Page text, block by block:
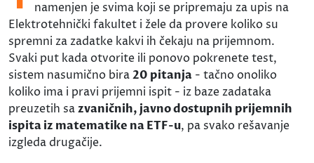
namenjen je svima koji se pripremaju za upis na
Elektrotehnički fakultet i žele da provere koliko su
spremni za zadatke kakvi ih čekaju na prijemnom.
Svaki put kada otvorite ili ponovo pokrenete test,
sistem nasumično bira20 pitanja - tačno onoliko
koliko ima i pravi prijemni ispit - iz baze zadataka
preuzetih sazvaničnih, javno dostupnih prijemnih
ispita iz matematike na ETF-u, pa svako rešavanje
izgleda drugačije.